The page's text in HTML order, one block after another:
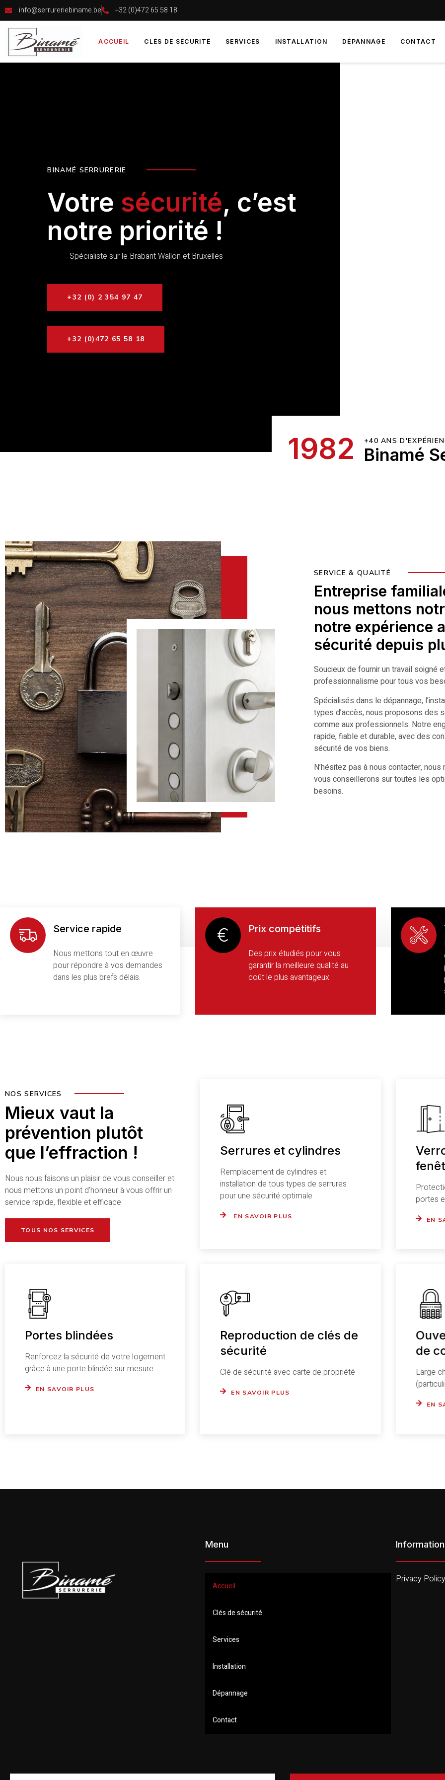
info@serrureriebiname.be +32 (0)472 65 58 18
ACCUEIL CLÉS DE SÉCURITÉ SERVICES INSTALLATION DÉPANNAGE CONTACT
BINAMÉ SERRURERIE
Votre sécurité, c’est
notre priorité !
Spécialiste sur le Brabant Wallon et Bruxelles
+32 (0) 2 354 97 47
+32 (0)472 65 58 18
1982 +40 ANS
Binamé
SERVICE & QUALITÉ
Entreprise
nous mettons
notre expérience
sécurité depuis
Soucieux de fournir un travail soigné
professionnalisme pour tous vos
Spécialisés dans le dépannage,
types d’accès, nous proposons des
comme aux professionnels. Notre
rapide, fiable et durable, avec des
sécurité de vos biens.
N’hésitez pas à nous contacter,
vous conseillerons sur toutes les
besoins.
Service rapide
Nous mettons tout en œuvre
pour répondre à vos demandes
dans les plus brefs délais.
Prix compétitifs
Des prix étudiés pour vous
garantir la meilleure qualité au
coût le plus avantageux.
NOS SERVICES
Mieux vaut la
prévention plutôt
que l’effraction !
Nous nous faisons un plaisir de vous conseiller et
nous mettons un point d’honneur à vous offrir un
service rapide, flexible et efficace
TOUS NOS SERVICES
Serrures et cylindres
Remplacement de cylindres et
installation de tous types de serrures
pour une sécurité optimale.
EN SAVOIR PLUS
portes
EN
Portes blindées
Renforcez la sécurité de votre logement
grâce à une porte blindée sur mesure
EN SAVOIR PLUS
Reproduction de clés de
sécurité
Clé de sécurité avec carte de propriété
EN SAVOIR PLUS
de
Large
EN
Menu
Accueil
Clés de sécurité
Services
Installation
Dépannage
Contact
Privacy Policy